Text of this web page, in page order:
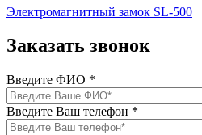
Электромагнитный замок SL-500
Заказать звонок
Введите ФИО *
Введите Ваш телефон *